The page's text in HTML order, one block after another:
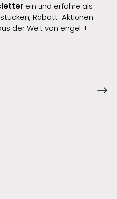
ein und erfahre als
Rabatt-Aktionen
der Welt von engel +